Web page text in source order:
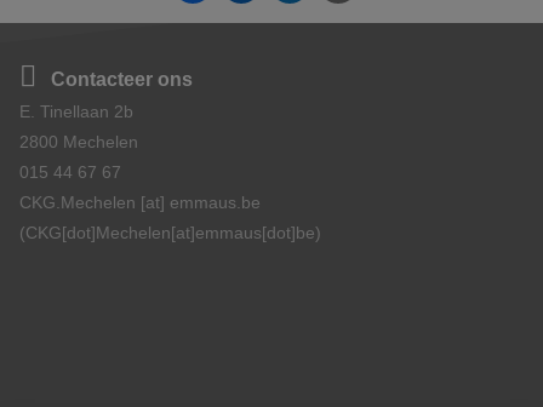
Contacteer ons
E. Tinellaan 2b
2800 Mechelen
015 44 67 67
CKG.Mechelen [at] emmaus.be
(CKG[dot]Mechelen[at]emmaus[dot]be)